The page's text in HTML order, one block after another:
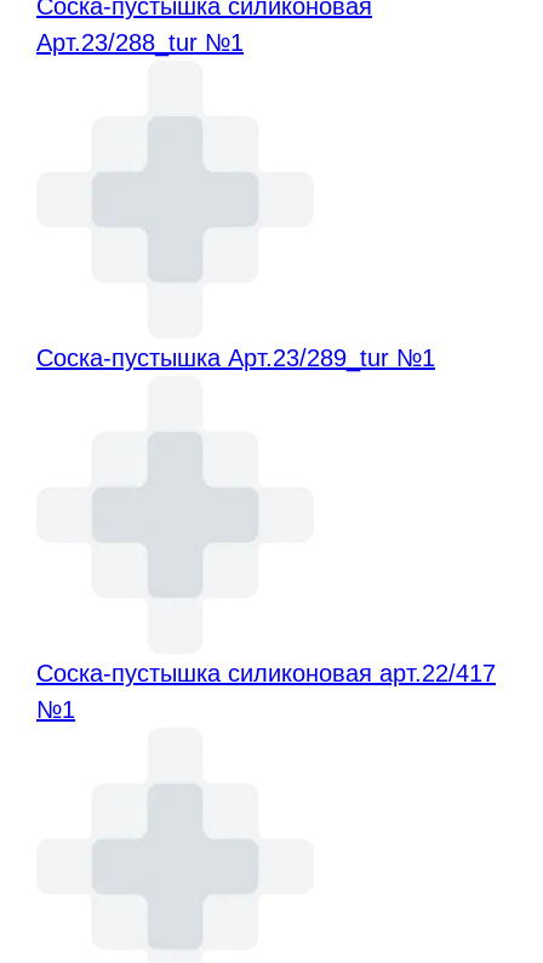
Соска-пустышка силиконовая
Арт.23/288_tur №1
Соска-пустышка Арт.23/289_tur №1
Соска-пустышка силиконовая арт.22/417
№1